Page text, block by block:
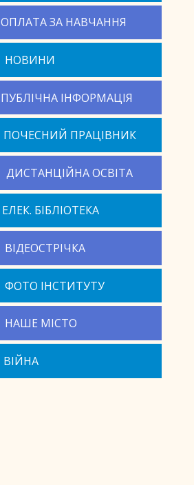
ОПЛАТА ЗА НАВЧАННЯ
НОВИНИ
ПУБЛІЧНА ІНФОРМАЦІЯ
ПОЧЕСНИЙ ПРАЦІВНИК
ДИСТАНЦІЙНА ОСВІТА
ЕЛЕК. БІБЛІОТЕКА
ВІДЕОСТРІЧКА
ФОТО ІНСТИТУТУ
НАШЕ МІСТО
ВІЙНА